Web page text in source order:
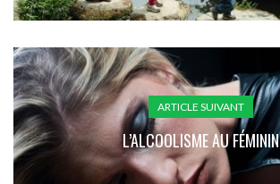
ARTICLE SUIVANT
L’ALCOOLISME AU FÉMININ